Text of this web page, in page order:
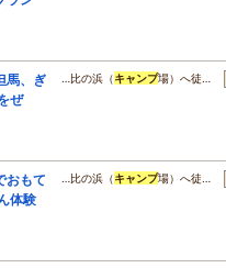
馬、ぎ
ぜ
…比の浜（キャンプ場）へ徒…
おもて
体験
…比の浜（キャンプ場）へ徒…